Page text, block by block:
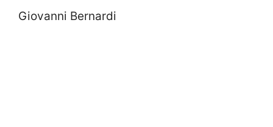
Giovanni Bernardi